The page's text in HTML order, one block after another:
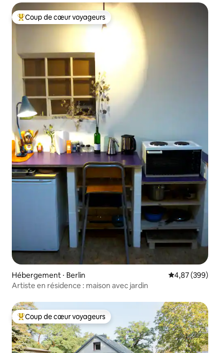
Coups de cœur voyageurs les plus appréciés
Coup de cœur voyageurs
Hébergement ⋅ Berlin Évaluation
4,87 (399)
Artiste en résidence : maison avec jardin
Coups de cœur voyageurs les plus appréciés
Coup de cœur voyageurs